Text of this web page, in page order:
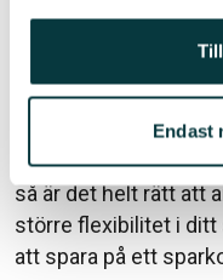
Endast
att amortera än att
målet inte är att ha
minska
så är det helt rätt att
större flexibilitet i ditt
att spara på ett